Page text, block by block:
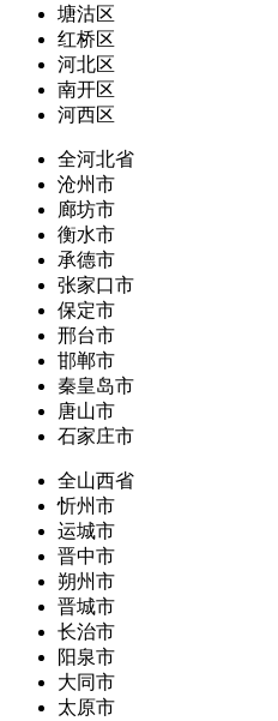
塘沽区
红桥区
河北区
南开区
河西区
全河北省
沧州市
廊坊市
衡水市
承德市
张家口市
保定市
邢台市
邯郸市
秦皇岛市
唐山市
石家庄市
全山西省
忻州市
运城市
晋中市
朔州市
晋城市
长治市
阳泉市
大同市
太原市